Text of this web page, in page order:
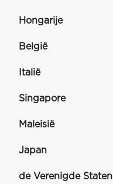
Hongarije
België
Italië
Singapore
Maleisië
Japan
de Verenigde Staten